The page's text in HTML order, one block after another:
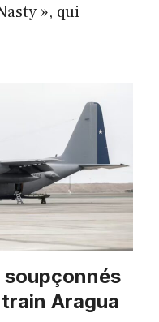
», qui
soupçonnés
Aragua